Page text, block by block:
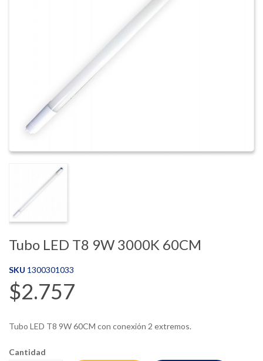
Tubo LED T8 9W 3000K 60CM
SKU 1300301033
$2.757
Tubo LED T8 9W 60CM con conexión 2 extremos.
Cantidad